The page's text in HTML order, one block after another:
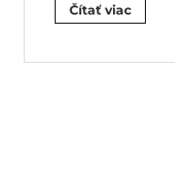
Čítať viac